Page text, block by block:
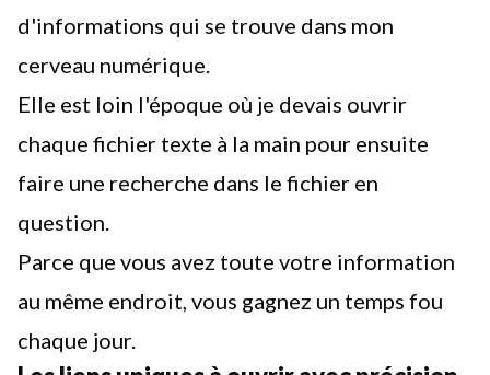
d'informations qui se trouve dans mon
cerveau numérique.
Elle est loin l'époque où je devais ouvrir
chaque fichier texte à la main pour ensuite
faire une recherche dans le fichier en
question.
Parce que vous avez toute votre information
au même endroit, vous gagnez un temps fou
chaque jour.